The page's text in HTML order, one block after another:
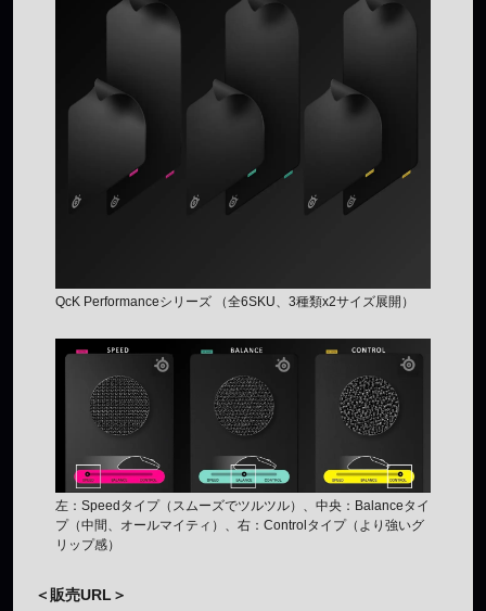
QcK Performanceシリーズ （全6SKU、3種類x2サイズ展開）
左：Speedタイプ（スムーズでツルツル）、中央：Balanceタイ
プ（中間、オールマイティ）、右：Controlタイプ（より強いグ
リップ感）
＜販売URL＞